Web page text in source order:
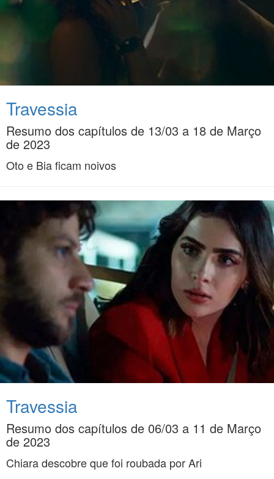
Travessia
Resumo dos capítulos de 13/03 a 18 de Março
de 2023
Oto e Bia ficam noivos
Travessia
Resumo dos capítulos de 06/03 a 11 de Março
de 2023
Chiara descobre que foi roubada por Ari